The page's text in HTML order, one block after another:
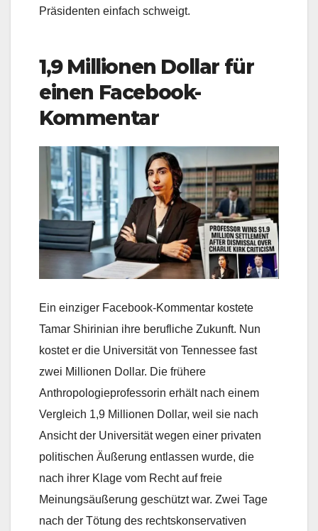
Präsidenten einfach schweigt.
1,9 Millionen Dollar für
einen Facebook-
Kommentar
Ein einziger Facebook-Kommentar kostete
Tamar Shirinian ihre berufliche Zukunft. Nun
kostet er die Universität von Tennessee fast
zwei Millionen Dollar. Die frühere
Anthropologieprofessorin erhält nach einem
Vergleich 1,9 Millionen Dollar, weil sie nach
Ansicht der Universität wegen einer privaten
politischen Äußerung entlassen wurde, die
nach ihrer Klage vom Recht auf freie
Meinungsäußerung geschützt war. Zwei Tage
nach der Tötung des rechtskonservativen